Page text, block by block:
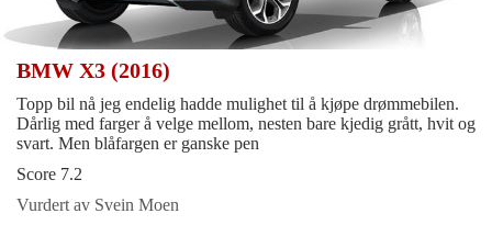
BMW X3 (2016)
Topp bil nå jeg endelig hadde mulighet til å kjøpe drømmebilen.
Dårlig med farger å velge mellom, nesten bare kjedig grått, hvit og
svart. Men blåfargen er ganske pen
Score 7.2
Vurdert av Svein Moen